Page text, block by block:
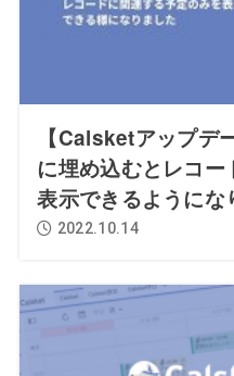
【Calsketアップデ
に埋め込むとレコ
表示できるようにな
2022.10.14